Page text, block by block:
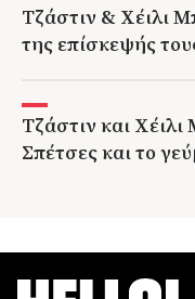
Τζάστιν & Χέιλι
της επίσκεψής
Τζάστιν και Χέιλι
Σπέτσες και το